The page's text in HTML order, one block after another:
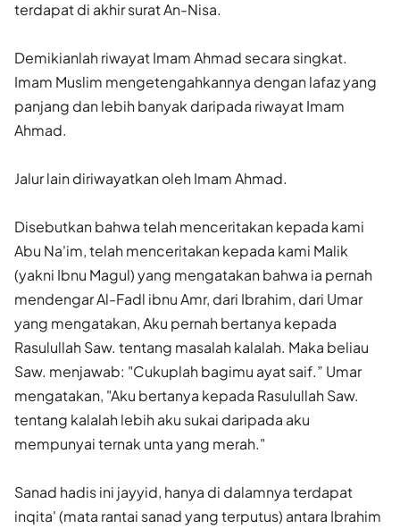
terdapat di akhir surat An-Nisa.
Demikianlah riwayat Imam Ahmad secara singkat.
Imam Muslim mengetengahkannya dengan lafaz yang
panjang dan lebih banyak daripada riwayat Imam
Ahmad.
Jalur lain diriwayatkan oleh Imam Ahmad.
Disebutkan bahwa te­lah menceritakan kepada kami
Abu Na'im, telah menceritakan kepada kami Malik
(yakni Ibnu Magul) yang mengatakan bahwa ia pernah
mendengar Al-Fadl ibnu Amr, dari Ibrahim, dari Umar
yang menga­takan, Aku pernah bertanya kepada
Rasulullah Saw. tentang masalah kalalah. Maka beliau
Saw. menjawab: "Cukuplah bagimu ayat saif.” Umar
mengatakan, "Aku bertanya kepada Rasulullah Saw.
tentang kalalah lebih aku sukai daripada aku
mempunyai ternak unta yang merah."
Sanad hadis ini jayyid, hanya di dalamnya terdapat
inqita' (mata rantai sanad yang terputus) antara Ibrahim